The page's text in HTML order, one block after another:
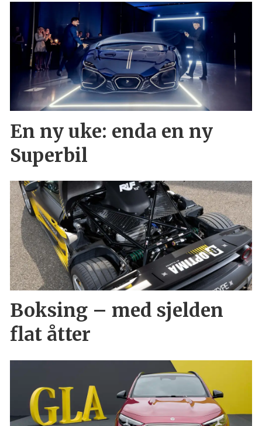
En ny uke: enda en ny
Superbil
Boksing – med sjelden
flat åtter